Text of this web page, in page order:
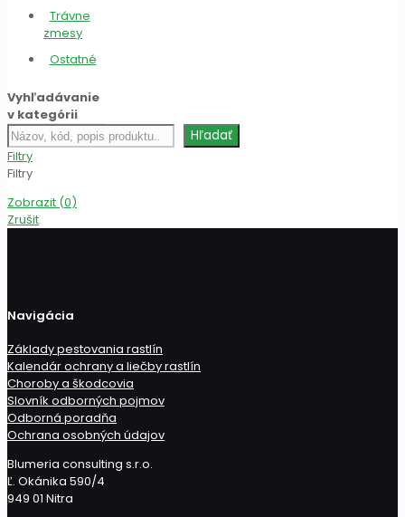
Trávne
zmesy
Ostatné
Vyhľadávanie
v kategórii
Hľadať
produkt
Hľadať
Filtry
Filtry
Zobrazit (0)
Zrušit
Navigácia
Základy pestovania rastlín
Kalendár ochrany a liečby rastlín
Choroby a škodcovia
Slovník odborných pojmov
Odborná poradňa
Ochrana osobných údajov
Blumeria consulting s.r.o.
Ľ. Okánika 590/4
949 01 Nitra